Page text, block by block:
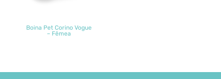
Boina Pet Corino Vogue
– Fêmea